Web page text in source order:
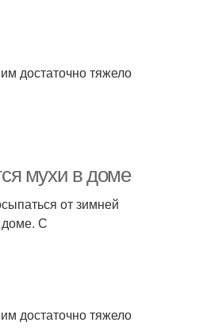
достаточно тяжело
мухи в доме
от зимней
доме. С
достаточно тяжело